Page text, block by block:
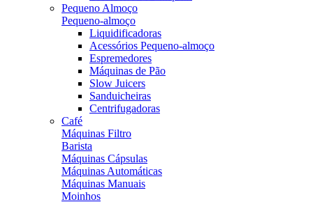
Pequeno Almoço
Pequeno-almoço
Liquidificadoras
Acessórios Pequeno-almoço
Espremedores
Máquinas de Pão
Slow Juicers
Sanduicheiras
Centrifugadoras
Café
Máquinas Filtro
Barista
Máquinas Cápsulas
Máquinas Automáticas
Máquinas Manuais
Moinhos